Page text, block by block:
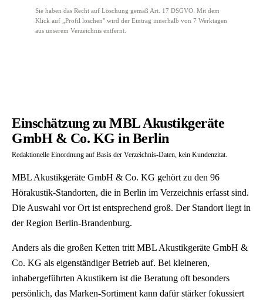
Sie haben das Recht auf Löschung gemäß Art. 17 DSGVO. Mit dem
Klick auf „Profil löschen" wird der Eintrag innerhalb von 7 Werktagen
aus unserem Verzeichnis entfernt.
Einschätzung zu MBL Akustikgeräte
GmbH & Co. KG in Berlin
Redaktionelle Einordnung auf Basis der Verzeichnis-Daten, kein Kundenzitat.
MBL Akustikgeräte GmbH & Co. KG gehört zu den 96
Hörakustik-Standorten, die in Berlin im Verzeichnis erfasst sind.
Die Auswahl vor Ort ist entsprechend groß. Der Standort liegt in
der Region Berlin-Brandenburg.
Anders als die großen Ketten tritt MBL Akustikgeräte GmbH &
Co. KG als eigenständiger Betrieb auf. Bei kleineren,
inhabergeführten Akustikern ist die Beratung oft besonders
persönlich, das Marken-Sortiment kann dafür stärker fokussiert